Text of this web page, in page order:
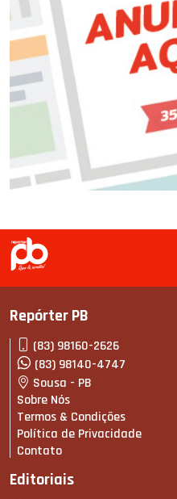
Repórter PB
(83) 98160-2626
(83) 98140-4747
Sousa - PB
Sobre Nós
Termos & Condições
Política de Privacidade
Contato
Editoriais